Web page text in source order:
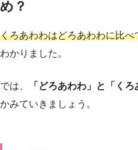
め？
くろあわわはどろあわわに比
わかりました。
では、 「どろあわわ」と「く
かみていきましょう。